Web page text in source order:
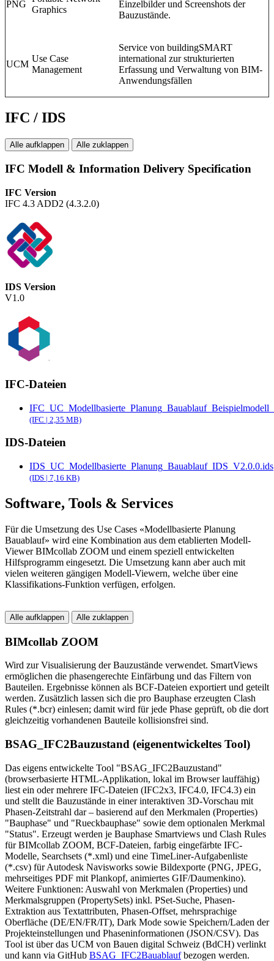
PNG
Graphics
Einzelbilder und Screenshots der
Bauzustände.
UCM
Use Case
Management
Service von buildingSMART
international zur strukturierten
Erfassung und Verwaltung von BIM-
Anwendungsfällen
IFC / IDS
Alle aufklappen Alle zuklappen
IFC Modell & Information Delivery Specification
IFC Version
IFC 4.3 ADD2 (4.3.2.0)
IDS Version
V1.0
IFC-Dateien
(IFC | 2,35 MB)
IDS-Dateien
IDS_UC_Modellbasierte_Planung_Bauablauf_IDS_V2.0.0.ids
(IDS | 7,16 KB)
Software, Tools & Services
Für die Umsetzung des Use Cases «Modellbasierte Planung
Bauablauf» wird eine Kombination aus dem etablierten Modell-
Viewer BIMcollab ZOOM und einem speziell entwickelten
Hilfsprogramm eingesetzt. Die Umsetzung kann aber auch mit
vielen weiteren gängigen Modell-Viewern, welche über eine
Klassifikations-Funktion verfügen, erfolgen.
Alle aufklappen Alle zuklappen
BIMcollab ZOOM
Wird zur Visualisierung der Bauzustände verwendet. SmartViews
ermöglichen die phasengerechte Einfärbung und das Filtern von
Bauteilen. Ergebnisse können als BCF-Dateien exportiert und geteilt
werden. Zusätzlich lassen sich die pro Bauphase erzeugten Clash
Rules (*.bcr) einlesen; damit wird für jede Phase geprüft, ob die dort
gleichzeitig vorhandenen Bauteile kollisionsfrei sind.
BSAG_IFC2Bauzustand (eigenentwickeltes Tool)
Das eigens entwickelte Tool "BSAG_IFC2Bauzustand"
(browserbasierte HTML-Applikation, lokal im Browser lauffähig)
liest ein oder mehrere IFC-Dateien (IFC2x3, IFC4.0, IFC4.3) ein
und stellt die Bauzustände in einer interaktiven 3D-Vorschau mit
Phasen-Zeitstrahl dar – basierend auf den Merkmalen (Properties)
"Bauphase" und "Rueckbauphase" sowie dem optionalen Merkmal
"Status". Erzeugt werden je Bauphase Smartviews und Clash Rules
für BIMcollab ZOOM, BCF-Dateien, farbig eingefärbte IFC-
Modelle, Searchsets (*.xml) und eine TimeLiner-Aufgabenliste
(*.csv) für Autodesk Navisworks sowie Bildexporte (PNG, JPEG,
mehrseitiges PDF mit Plankopf, animiertes GIF/Daumenkino).
Weitere Funktionen: Auswahl von Merkmalen (Properties) und
Merkmalsgruppen (PropertySets) inkl. PSet-Suche, Phasen-
Extraktion aus Textattributen, Phasen-Offset, mehrsprachige
Oberfläche (DE/EN/FR/IT), Dark Mode sowie Speichern/Laden der
Projekteinstellungen und Phaseninformationen (JSON/CSV). Das
Tool ist über das UCM von Bauen digital Schweiz (BdCH) verlinkt
und kann via GitHub BSAG_IFC2Bauablaufbezogen werden.